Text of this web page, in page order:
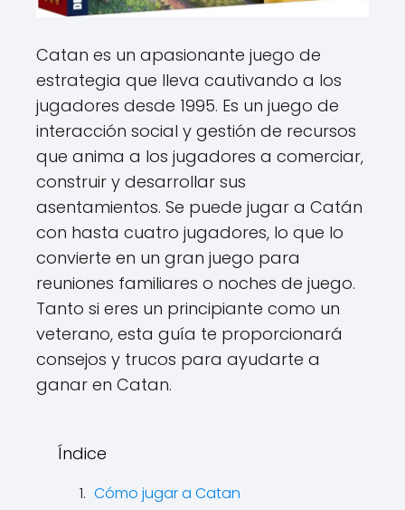
Catan es un apasionante juego de
estrategia que lleva cautivando a los
jugadores desde 1995. Es un juego de
interacción social y gestión de recursos
que anima a los jugadores a comerciar,
construir y desarrollar sus
asentamientos. Se puede jugar a Catán
con hasta cuatro jugadores, lo que lo
convierte en un gran juego para
reuniones familiares o noches de juego.
Tanto si eres un principiante como un
veterano, esta guía te proporcionará
consejos y trucos para ayudarte a
ganar en Catan.
Índice
Cómo jugar a Catan